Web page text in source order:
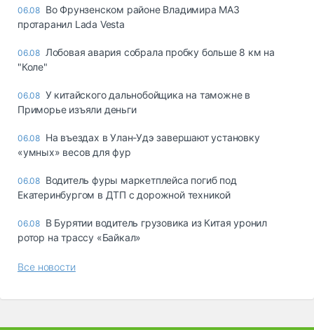
06.08 Во Фрунзенском районе Владимира МАЗ
протаранил Lada Vesta
06.08 Лобовая авария собрала пробку больше 8 км на
"Коле"
06.08 У китайского дальнобойщика на таможне в
Приморье изъяли деньги
06.08 Ha въeздax в Улaн-Удэ зaвepшaют ycтaнoвкy
«yмныx» вecoв для фyp
06.08 Водитель фуры маркетплейса погиб под
Екатеринбургом в ДТП с дорожной техникой
06.08 В Бурятии водитель грузовика из Китая уронил
ротор на трассу «Байкал»
Все новости